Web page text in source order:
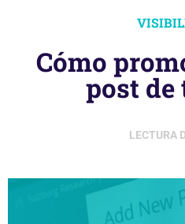
Cómo
post de
LECTURA